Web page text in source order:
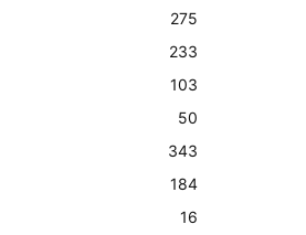
275
233
103
50
343
184
16